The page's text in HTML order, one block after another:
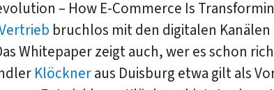
– How E-Commerce Is
bruchlos mit den digitalen Kanälen
Whitepaper zeigt auch, wer es schon
Klöckneraus Duisburg etwa gilt als